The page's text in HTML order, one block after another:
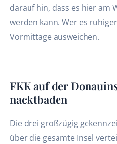
darauf hin, dass es hier am
werden kann. Wer es
Vormittage ausweichen.
FKK auf der
nacktbaden
Die drei großzügig
über die gesamte Insel